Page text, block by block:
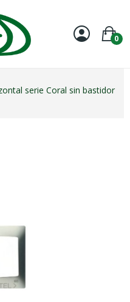
0
serie Coral sin bastidor